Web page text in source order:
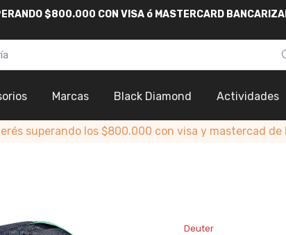
$800.000 CON VISAó MASTERCARD
Marcas Black Diamond Actividades
superando los $800.000 con visa y mastercad de
Deuter